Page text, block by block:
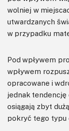
wolniej w
utwardzanych
w przypadku
Pod wpływem
wpływem
opracowane i
jednak tendencję
osiągają zbyt
pokryć tego typu